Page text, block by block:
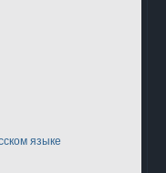
языке